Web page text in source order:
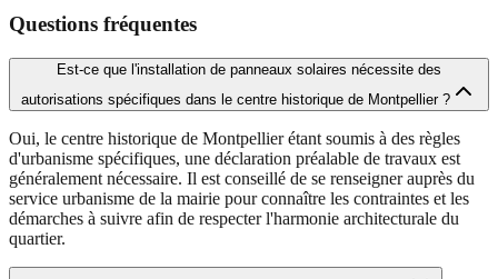
Questions fréquentes
Est-ce que l'installation de panneaux solaires nécessite des
autorisations spécifiques dans le centre historique de Montpellier ?
Oui, le centre historique de Montpellier étant soumis à des règles
d'urbanisme spécifiques, une déclaration préalable de travaux est
généralement nécessaire. Il est conseillé de se renseigner auprès du
service urbanisme de la mairie pour connaître les contraintes et les
démarches à suivre afin de respecter l'harmonie architecturale du
quartier.